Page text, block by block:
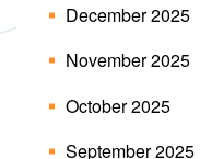
December 2025
November 2025
October 2025
September 2025